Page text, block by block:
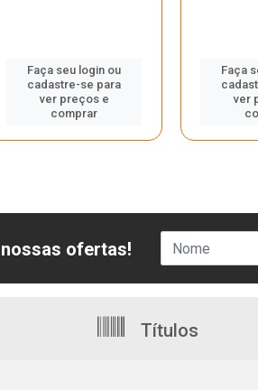
Faça seu login ou
cadastre-se para
ver preços e
comprar
Faça
ver
ofertas!
Títulos